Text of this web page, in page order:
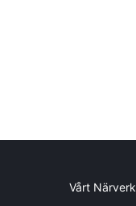
Vårt Närverk